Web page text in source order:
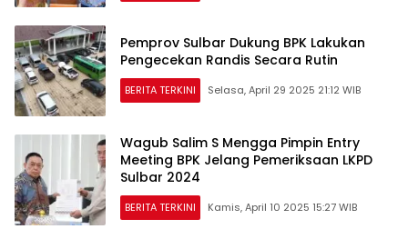
Pemprov Sulbar Dukung BPK Lakukan
Pengecekan Randis Secara Rutin
BERITA TERKINI Selasa, April 29 2025 21:12 WIB
Wagub Salim S Mengga Pimpin Entry
Meeting BPK Jelang Pemeriksaan LKPD
Sulbar 2024
BERITA TERKINI Kamis, April 10 2025 15:27 WIB